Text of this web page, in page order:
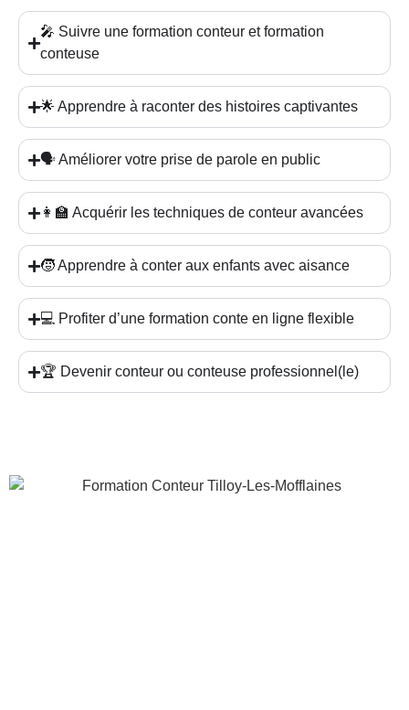
🎤 Suivre une formation conteur et formation
conteuse
🌟 Apprendre à raconter des histoires captivantes
🗣️ Améliorer votre prise de parole en public
👩‍🏫 Acquérir les techniques de conteur avancées
🧒 Apprendre à conter aux enfants avec aisance
💻 Profiter d’une formation conte en ligne flexible
🏆 Devenir conteur ou conteuse professionnel(le)